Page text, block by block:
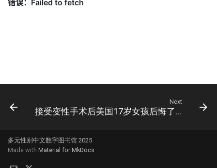
Next
接受变性手术后美国17岁女孩后悔了：被社交媒体影响了，不明白变性的后果
多元性别中文数字图书馆 2025
Made with Material for MkDocs